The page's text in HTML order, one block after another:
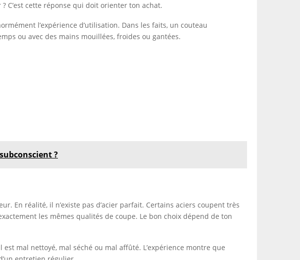
C’est cette réponse qui doit orienter ton achat.
l’expérience d’utilisation. Dans les faits, un couteau
ou avec des mains mouillées, froides ou gantées.
?
En réalité, il n’existe pas d’acier parfait. Certains aciers coupent très
les mêmes qualités de coupe. Le bon choix dépend de ton
mal nettoyé, mal séché ou mal affûté. L’expérience montre que